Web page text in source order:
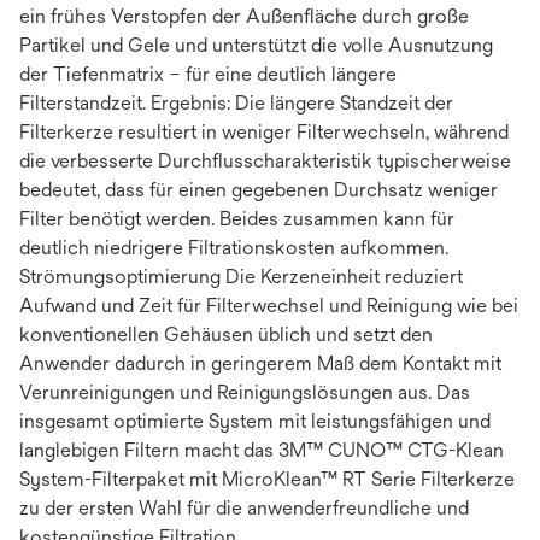
ein frühes Verstopfen der Außenfläche durch große
Partikel und Gele und unterstützt die volle Ausnutzung
der Tiefenmatrix – für eine deutlich längere
Filterstandzeit. Ergebnis: Die längere Standzeit der
Filterkerze resultiert in weniger Filterwechseln, während
die verbesserte Durchflusscharakteristik typischerweise
bedeutet, dass für einen gegebenen Durchsatz weniger
Filter benötigt werden. Beides zusammen kann für
deutlich niedrigere Filtrationskosten aufkommen.
Strömungsoptimierung Die Kerzeneinheit reduziert
Aufwand und Zeit für Filterwechsel und Reinigung wie bei
konventionellen Gehäusen üblich und setzt den
Anwender dadurch in geringerem Maß dem Kontakt mit
Verunreinigungen und Reinigungslösungen aus. Das
insgesamt optimierte System mit leistungsfähigen und
langlebigen Filtern macht das 3M™ CUNO™ CTG-Klean
System-Filterpaket mit MicroKlean™ RT Serie Filterkerze
zu der ersten Wahl für die anwenderfreundliche und